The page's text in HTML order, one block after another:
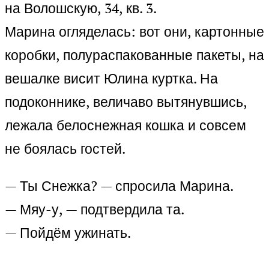
на Волошскую, 34, кв. 3.
Марина огляделась: вот они, картонные
коробки, полураспакованные пакеты, на
вешалке висит Юлина куртка. На
подоконнике, величаво вытянувшись,
лежала белоснежная кошка и совсем
не боялась гостей.
— Ты Снежка? — спросила Марина.
— Мяу-у, — подтвердила та.
— Пойдём ужинать.